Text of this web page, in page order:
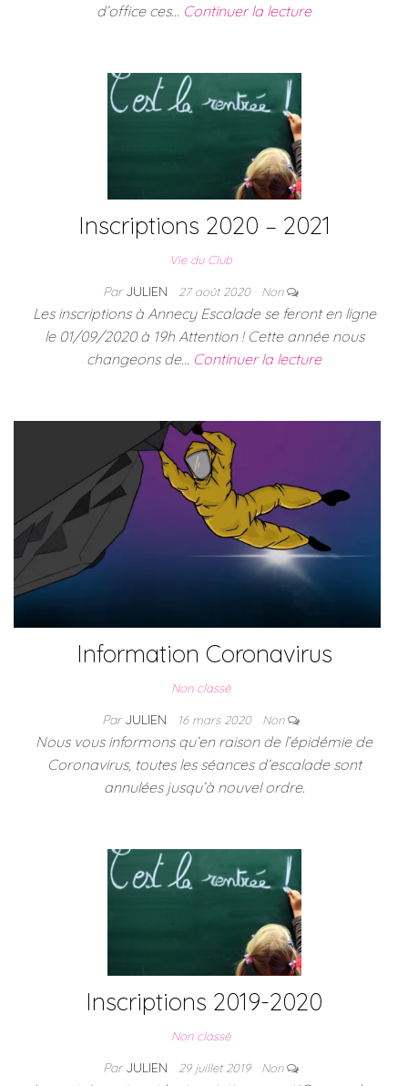
d’office ces… Continuer la lecture
Inscriptions 2020 – 2021
Vie du Club
ParJULIEN 27 août 2020 Non
Les inscriptions à Annecy Escalade se feront en ligne
le 01/09/2020 à 19h Attention ! Cette année nous
changeons de… Continuer la lecture
Information Coronavirus
Non classé
ParJULIEN 16 mars 2020 Non
Nous vous informons qu’en raison de l’épidémie de
Coronavirus, toutes les séances d’escalade sont
annulées jusqu’à nouvel ordre.
Inscriptions 2019-2020
Non classé
ParJULIEN 29 juillet 2019 Non